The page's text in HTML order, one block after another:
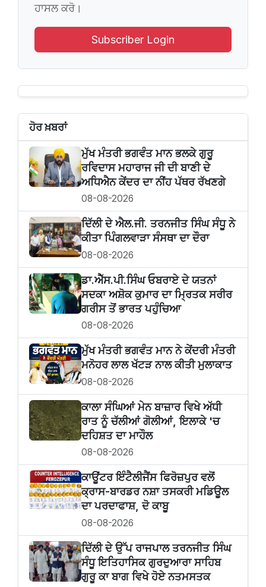
ਹਾਸਲ ਕਰੋ।
Subscriber Login
ਹੋਰ ਖ਼ਬਰਾਂ
ਮੁੱਖ ਮੰਤਰੀ ਭਗਵੰਤ ਮਾਨ ਭਲਕੇ ਗੁਰੂ
ਰਵਿਦਾਸ ਮਹਾਰਾਜ ਜੀ ਦੀ ਬਾਣੀ ਦੇ
ਅਧਿਐਨ ਕੇਂਦਰ ਦਾ ਨੀਂਹ ਪੱਥਰ ਰੱਖਣਗੇ
08-08-2026
ਦਿੱਲੀ ਦੇ ਐਲ.ਜੀ. ਤਰਨਜੀਤ ਸਿੰਘ ਸੰਧੂ ਨੇ
ਕੀਤਾ ਪਿੰਗਲਵਾੜਾ ਸੰਸਥਾ ਦਾ ਦੌਰਾ
08-08-2026
ਡਾ.ਐੱਸ.ਪੀ.ਸਿੰਘ ਓਬਰਾਏ ਦੇ ਯਤਨਾਂ
ਸਦਕਾ ਅਸ਼ੋਕ ਕੁਮਾਰ ਦਾ ਮ੍ਰਿਤਕ ਸਰੀਰ
ਗਰੀਸ ਤੋਂ ਭਾਰਤ ਪਹੁੰਚਿਆ
08-08-2026
ਮੁੱਖ ਮੰਤਰੀ ਭਗਵੰਤ ਮਾਨ ਨੇ ਕੇਂਦਰੀ ਮੰਤਰੀ
ਮਨੋਹਰ ਲਾਲ ਖੱਟੜ ਨਾਲ ਕੀਤੀ ਮੁਲਾਕਾਤ
08-08-2026
ਕਾਲਾ ਸੰਘਿਆਂ ਮੇਨ ਬਾਜ਼ਾਰ ਵਿਖੇ ਅੱਧੀ
ਰਾਤ ਨੂੰ ਚੱਲੀਆਂ ਗੋਲੀਆਂ, ਇਲਾਕੇ 'ਚ
ਦਹਿਸ਼ਤ ਦਾ ਮਾਹੌਲ
08-08-2026
ਕਾਊਂਟਰ ਇੰਟੈਲੀਜੈਂਸ ਫਿਰੋਜ਼ਪੁਰ ਵਲੋਂ
ਕ੍ਰਾਸ-ਬਾਰਡਰ ਨਸ਼ਾ ਤਸਕਰੀ ਮਡਿਊਲ
ਦਾ ਪਰਦਾਫਾਸ਼, ਦੋ ਕਾਬੂ
08-08-2026
ਦਿੱਲੀ ਦੇ ਉੱਪ ਰਾਜਪਾਲ ਤਰਨਜੀਤ ਸਿੰਘ
ਸੰਧੂ ਇਤਿਹਾਸਿਕ ਗੁਰਦੁਆਰਾ ਸਾਹਿਬ
ਗੁਰੂ ਕਾ ਬਾਗ ਵਿਖੇ ਹੋਏ ਨਤਮਸਤਕ